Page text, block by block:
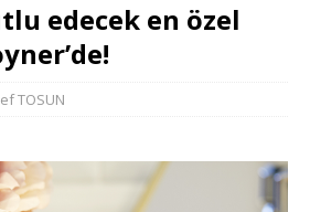
edecek en özel
TOSUN